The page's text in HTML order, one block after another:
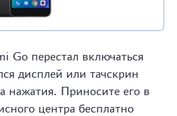
перестал включаться
дисплей или тачскрин
нажатия. Приносите его в
центра бесплатно